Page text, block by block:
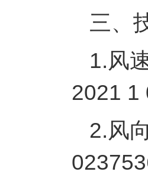
三、
1.风
2021 1
2.风